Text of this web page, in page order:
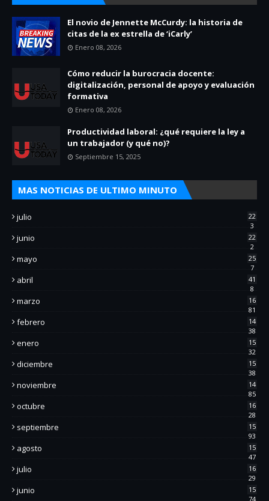
El novio de Jennette McCurdy: la historia de
citas de la ex estrella de ‘iCarly’
Enero 08, 2026
Cómo reducir la burocracia docente:
digitalización, personal de apoyo y evaluación
formativa
Enero 08, 2026
Productividad laboral: ¿qué requiere la ley a
un trabajador (y qué no)?
Septiembre 15, 2025
MAS NOTICIAS DE ULTIMO MINUTO
julio
22
3
junio
22
2
mayo
25
7
abril
41
8
marzo
16
81
febrero
14
38
enero
15
32
diciembre
15
38
noviembre
14
85
octubre
16
28
septiembre
15
93
agosto
15
47
julio
16
29
junio
15
74